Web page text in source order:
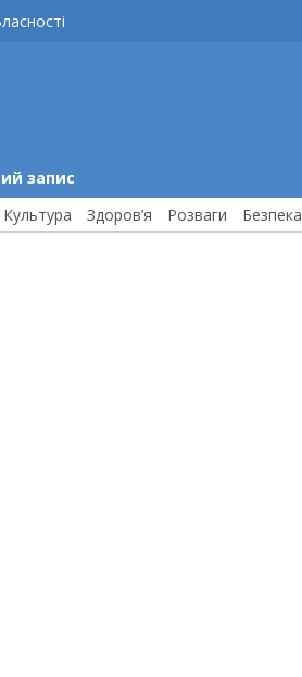
запис
Культура Здоров’я Розваги Безпека